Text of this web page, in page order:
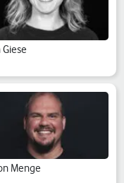
Giese
Menge